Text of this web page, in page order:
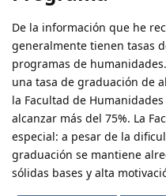
De la información que he
generalmente tienen tasas
programas de
una tasa de graduación de
la Facultad de
alcanzar más del 75%. La
especial: a pesar de la
graduación se mantiene
sólidas bases y alta